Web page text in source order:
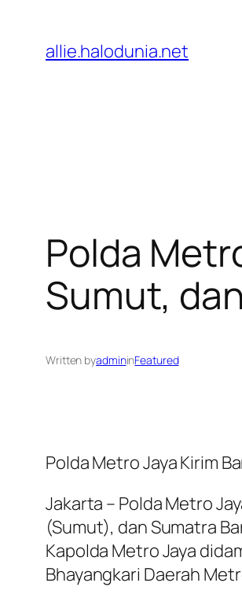
konten
allie.halodunia.net
Polda
Sumut,
Written byadmininFeatured
Polda Metro Jaya Kirim
Jakarta – Polda Metro
(Sumut), dan Sumatra
Kapolda Metro Jaya
Bhayangkari Daerah